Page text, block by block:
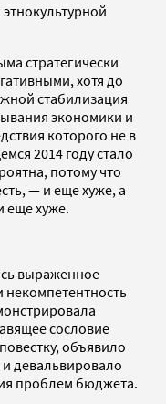
стратегически
хотя до
стабилизация
экономики и
которого не в
2014 году стало
потому что
— и еще хуже, а
еще хуже.
выраженное
некомпетентность
сословие
объявило
девальвировало
проблем бюджета.